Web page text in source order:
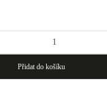
Přidat do košíku